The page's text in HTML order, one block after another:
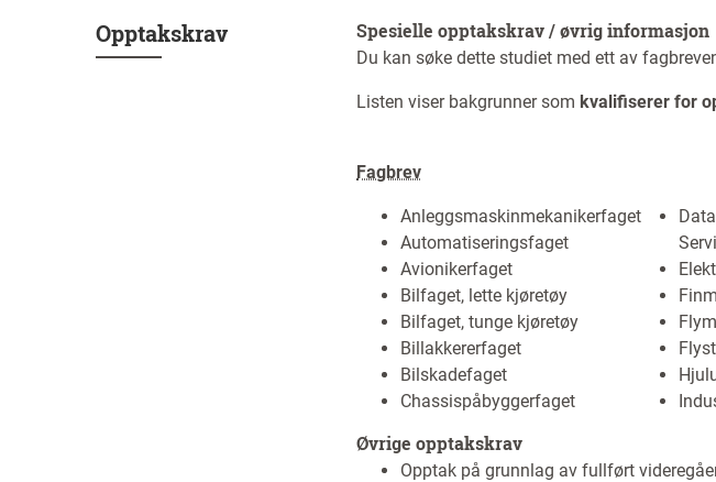
Opptakskrav Spesielle opptakskrav / øvrig informasjon
Du kan søke dette studiet med ett av
Listen viser bakgrunner som kvalifiserer for
Fagbrev
Anleggsmaskinmekanikerfaget
Automatiseringsfaget
Avionikerfaget
Bilfaget, lette kjøretøy
Bilfaget, tunge kjøretøy
Billakkererfaget
Bilskadefaget
Chassispåbyggerfaget
Øvrige opptakskrav
Opptak på grunnlag av fullført